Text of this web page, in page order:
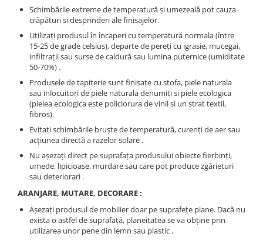
Schimbările extreme de temperatură şi umezeală pot cauza
crăpături si desprinderi ale finisajelor.
Utilizaţi produsul în încaperi cu temperatură normala (între
15-25 de grade celsius), departe de pereţi cu igrasie, mucegai,
infiltraţii sau surse de caldură sau lumina puternice (umiditate
50-70%) .
Produsele de tapiterie sunt finisate cu stofa, piele naturala
sau inlocuitori de piele naturala denumiti si piele ecologica
(pielea ecologica este policlorura de vinil si un strat textil,
fibros).
Evitaţi schimbările bruşte de temperatură, curenţi de aer sau
acţiunea directă a razelor solare .
Nu aşezaţi direct pe suprafaţa produsului obiecte fierbinţi,
umede, lipicioase, murdare sau care pot produce zgârieturi
sau deteriorari .
ARANJARE, MUTARE, DECORARE :
Aşezaţi produsul de mobilier doar pe suprafeţe plane. Dacă nu
exista o astfel de suprafaţă, planeitatea se va obţine prin
utilizarea unor pene din lemn sau plastic .